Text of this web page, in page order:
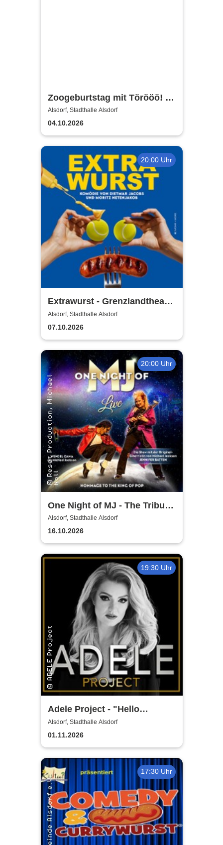
Zoogeburtstag mit Törööö! -
Benjamin Blümchen
Alsdorf, Stadthalle Alsdorf
04.10.2026
20:00 Uhr
Extrawurst - Grenzlandtheater
Aachen
Alsdorf, Stadthalle Alsdorf
07.10.2026
20:00 Uhr
One Night of MJ - The Tribute
to The King of Pop!
Alsdorf, Stadthalle Alsdorf
16.10.2026
19:30 Uhr
Adele Project - "Hello
München"
Alsdorf, Stadthalle Alsdorf
01.11.2026
17:30 Uhr